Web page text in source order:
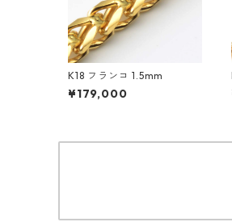
K18 フランコ 1.5mm
¥179,000